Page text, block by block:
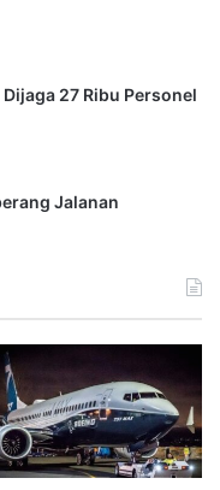
27 Ribu Personel
Jalanan